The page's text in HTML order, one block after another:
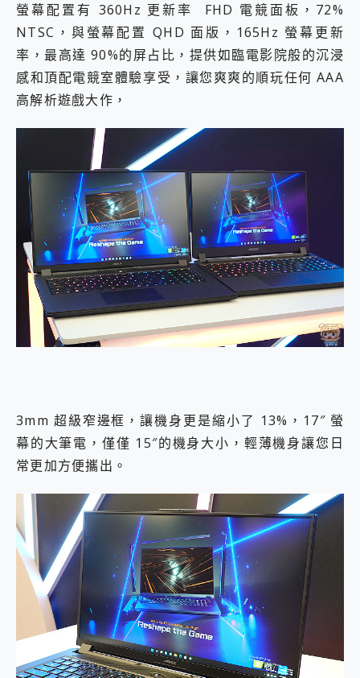
螢幕配置有 360Hz 更新率 FHD 電競面板，72%
NTSC，與螢幕配置 QHD 面版，165Hz 螢幕更新
率，最高達 90%的屏占比，提供如臨電影院般的沉浸
感和頂配電競室體驗享受，讓您爽爽的順玩任何 AAA
高解析遊戲大作，
3mm 超級窄邊框，讓機身更是縮小了 13%，17″ 螢
幕的大筆電，僅僅 15″的機身大小，輕薄機身讓您日
常更加方便攜出。